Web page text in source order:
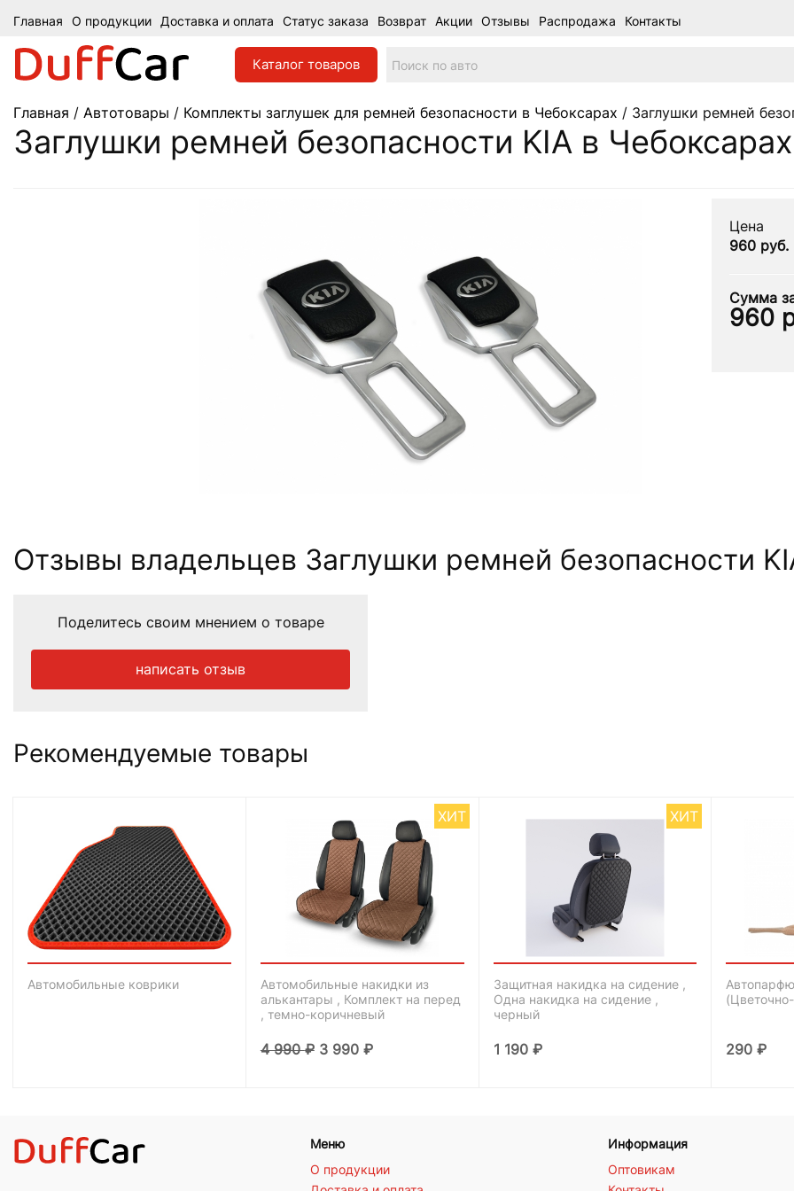
Главная О продукции Доставка и оплата Статус заказа Возврат Акции Отзывы Распродажа Контакты
Каталог товаров
Главная / Автотовары / Комплекты заглушек для ремней безопасности в Чебоксарах / Заглушки ремней
Заглушки ремней безопасности KIA в Чебоксарах
Цена
960 руб.
Сумма
960
Отзывы владельцев Заглушки ремней безопасности
Поделитесь своим мнением о товаре
написать отзыв
Рекомендуемые товары
Автомобильные коврики
ХИТ
Автомобильные накидки из
алькантары , Комплект на перед
, темно-коричневый
4 990₽ 3 990 ₽
ХИТ
Защитная накидка на сидение ,
Одна накидка на сидение ,
черный
1 190 ₽ 290₽
Меню
О продукции
Информация
Оптовикам